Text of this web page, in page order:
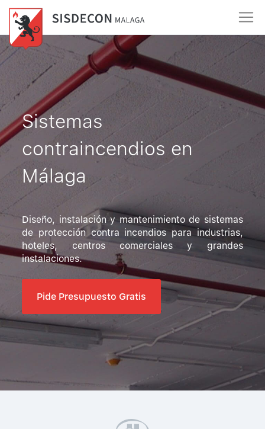
Sistemas
contraincendios en
Málaga
Diseño, instalación y mantenimiento de sistemas
de protección contra incendios para industrias,
hoteles, centros comerciales y grandes
instalaciones.
Pide Presupuesto Gratis